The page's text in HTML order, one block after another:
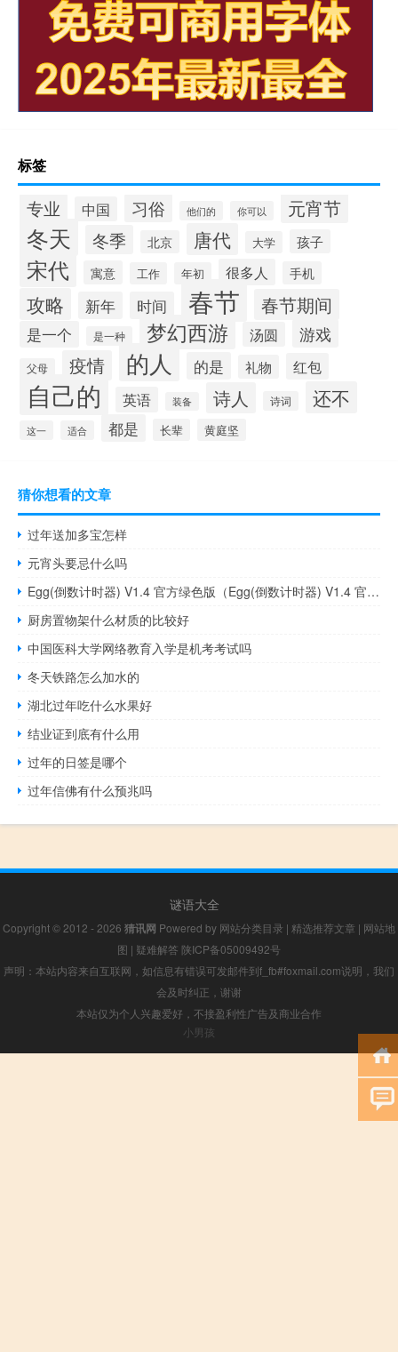
标签
专业 中国 习俗 他们的 你可以 元宵节
冬天 冬季 北京 唐代 大学 孩子
宋代 寓意 工作 年初 很多人 手机
攻略 新年 时间 春节 春节期间
是一个 是一种 梦幻西游 汤圆 游戏
父母 疫情 的人 的是 礼物 红包
自己的 英语 装备 诗人 诗词 还不
这一 适合 都是 长辈 黄庭坚
猜你想看的文章
过年送加多宝怎样
元宵头要忌什么吗
Egg(倒数计时器) V1.4 官方绿色版（Egg(倒数计时器) V1.4 官方绿色版功能简介）
厨房置物架什么材质的比较好
中国医科大学网络教育入学是机考考试吗
冬天铁路怎么加水的
湖北过年吃什么水果好
结业证到底有什么用
过年的日签是哪个
过年信佛有什么预兆吗
谜语大全
Copyright © 2012 - 2026 猜讯网 Powered by 网站分类目录 | 精选推荐文章 | 网站地
图 | 疑难解答 陕ICP备05009492号
声明：本站内容来自互联网，如信息有错误可发邮件到f_fb#foxmail.com说明，我们
会及时纠正，谢谢
本站仅为个人兴趣爱好，不接盈利性广告及商业合作
小男孩